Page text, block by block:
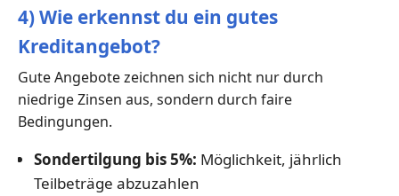
4) Wie erkennst du ein gutes
Kreditangebot?
Gute Angebote zeichnen sich nicht nur durch
niedrige Zinsen aus, sondern durch faire
Bedingungen.
Sondertilgung bis 5%: Möglichkeit, jährlich
Teilbeträge abzuzahlen